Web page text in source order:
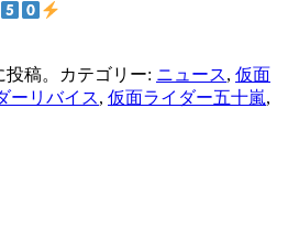
投稿。カテゴリー: ニュース, 仮面
ーリバイス, 仮面ライダー五十嵐,